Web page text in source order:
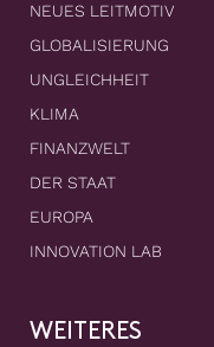
NEUES LEITMOTIV
GLOBALISIERUNG
UNGLEICHHEIT
KLIMA
FINANZWELT
DER STAAT
EUROPA
INNOVATION LAB
WEITERES